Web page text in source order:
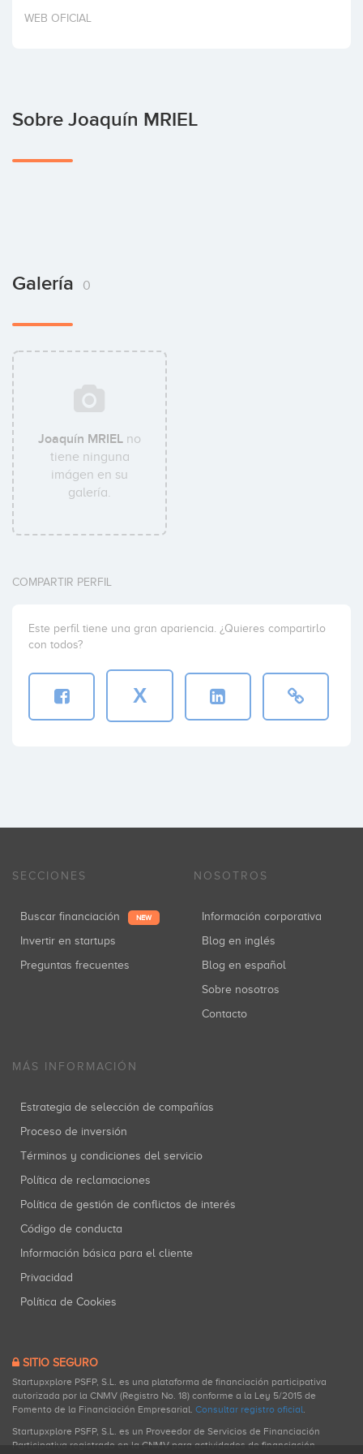
Invertir
WEB OFICIAL
Sobre Joaquín MRIEL
Galería 0
Joaquín MRIEL no
tiene ninguna
imágen en su
galería.
COMPARTIR PERFIL
Este perfil tiene una gran apariencia. ¿Quieres compartirlo
con todos?
X
SECCIONES
Buscar financiación NEW
Invertir en startups
Preguntas frecuentes
NOSOTROS
Información corporativa
Blog en inglés
Blog en español
Sobre nosotros
Contacto
MÁS INFORMACIÓN
Estrategia de selección de compañías
Proceso de inversión
Términos y condiciones del servicio
Política de reclamaciones
Política de gestión de conflictos de interés
Código de conducta
Información básica para el cliente
Privacidad
Política de Cookies
SITIO SEGURO
Startupxplore PSFP, S.L. es una plataforma de financiación participativa
autorizada por la CNMV (Registro No. 18) conforme a la Ley 5/2015 de
Fomento de la Financiación Empresarial. Consultar registro oficial.
Startupxplore PSFP, S.L. es un Proveedor de Servicios de Financiación
Participativa registrado en la CNMV para actividades de financiación